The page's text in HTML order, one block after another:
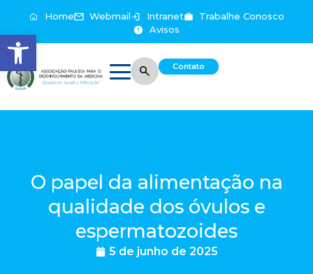
Abrir a barra de ferramentas
Home Webmail Intranet
Trabalhe Conosco
Avisos
Contato
O papel da alimentação na
qualidade dos óvulos e
espermatozoides
5 de junho de 2025